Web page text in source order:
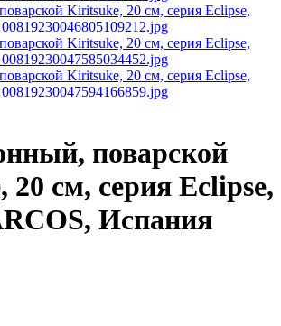
поварской
см, серия Eclipse,
Испания